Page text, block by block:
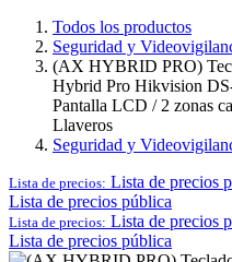
Todos los productos
Seguridad y
(AX HYBRID PRO)
Hybrid Pro Hikvision
Pantalla LCD / 2 zonas
Llaveros
Seguridad y
Lista de precios: Lista de precios
Lista de precios pública
Lista de precios: Lista de precios
Lista de precios pública